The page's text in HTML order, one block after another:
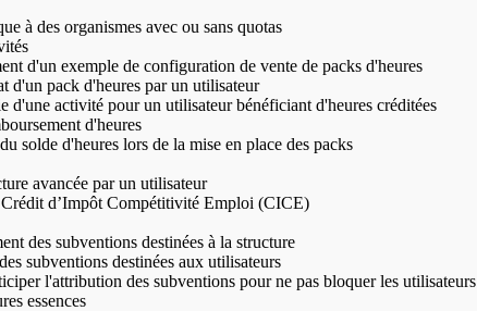
à des organismes avec ou sans quotas
d'un exemple de configuration de vente de packs d'heures
d'un pack d'heures par un utilisateur
d'une activité pour un utilisateur bénéficiant d'heures créditées
d'heures
solde d'heures lors de la mise en place des packs
avancée par un utilisateur
d’Impôt Compétitivité Emploi (CICE)
des subventions destinées à la structure
subventions destinées aux utilisateurs
l'attribution des subventions pour ne pas bloquer les utilisateurs
essences